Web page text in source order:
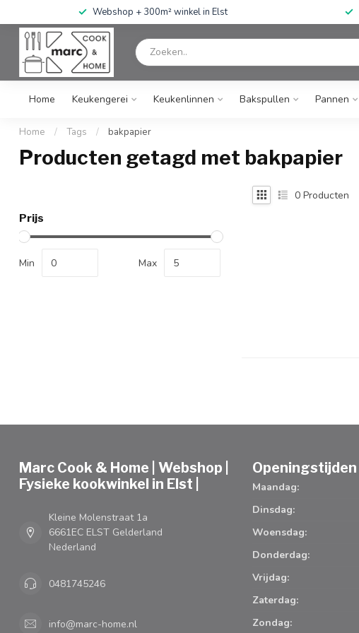
Webshop + 300m² winkel in Elst
Home Keukengerei Keukenlinnen Bakspullen Pannen
Home / Tags / bakpapier
Producten getagd met bakpapier
Prijs
Min Max
0 Producten
Marc Cook & Home | Webshop |
Fysieke kookwinkel in Elst |
Kleine Molenstraat 1a
6661EC ELST Gelderland
Nederland
0481745246
info@marc-home.nl
Openingstijden
Maandag:
Dinsdag:
Woensdag:
Donderdag:
Vrijdag:
Zaterdag:
Zondag: